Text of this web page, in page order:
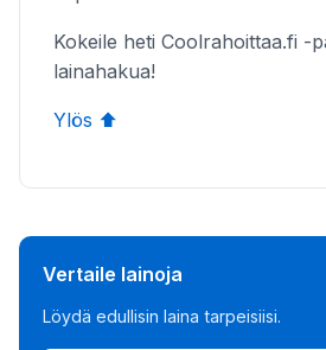
Kokeile heti Coolrahoittaa.fi -
lainahakua!
Ylös ⬆️
Vertaile lainoja
Löydä edullisin laina tarpeisiisi.